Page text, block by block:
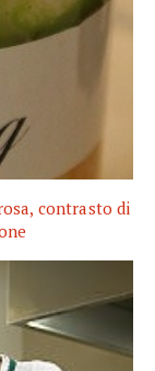
contrasto di